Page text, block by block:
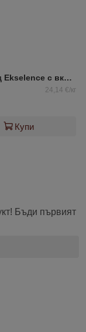
Сладолед Ekselence с вкус на пекан и кленов сироп
24,14 €/кг
Купи
Бъди първият